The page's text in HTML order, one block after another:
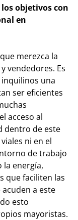
objetivos con
en
merezca la
vendedores. Es
una
ser eficientes
acceso al
dentro de este
ni en el
de trabajo
energía,
que faciliten las
a este
esto
mayoristas.